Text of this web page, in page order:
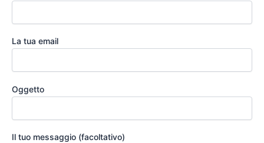
La tua email
Oggetto
Il tuo messaggio (facoltativo)